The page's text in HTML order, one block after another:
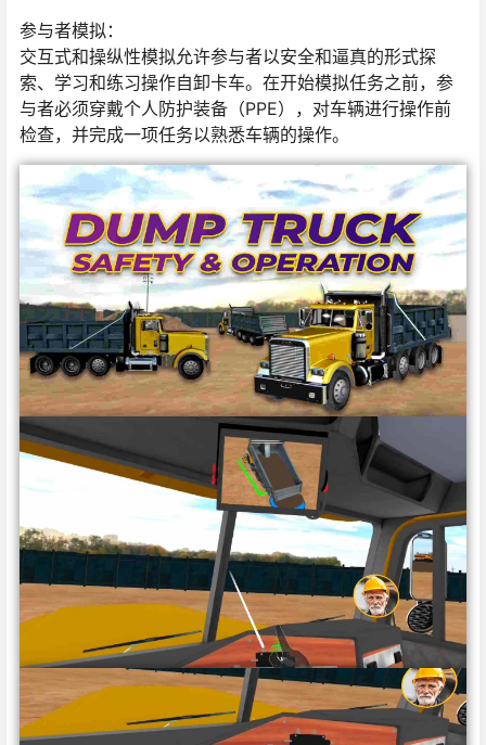
参与者模拟：
交互式和操纵性模拟允许参与者以安全和逼真的形式探
索、学习和练习操作自卸卡车。在开始模拟任务之前，参
与者必须穿戴个人防护装备（PPE），对车辆进行操作前
检查，并完成一项任务以熟悉车辆的操作。